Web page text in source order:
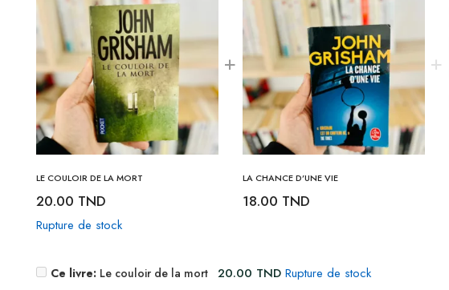
LE COULOIR DE LA MORT
20.00 TND
Rupture de stock
LA CHANCE D’UNE VIE
18.00 TND
Ce livre: Le couloir de la mort 20.00 TND Rupture de stock